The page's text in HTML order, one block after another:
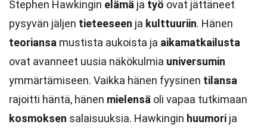
Stephen Hawkingin elämä ja työ ovat jättäneet
pysyvän jäljen tieteeseen ja kulttuuriin. Hänen
teoriansa mustista aukoista ja aikamatkailusta
ovat avanneet uusia näkökulmia universumin
ymmärtämiseen. Vaikka hänen fyysinen tilansa
rajoitti häntä, hänen mielensä oli vapaa tutkimaan
kosmoksen salaisuuksia. Hawkingin huumori ja